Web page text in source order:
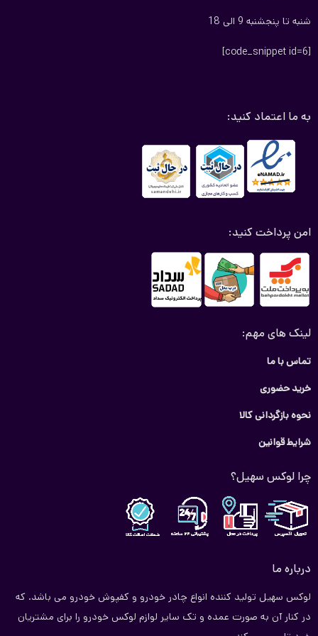
شنبه تا پنجشنبه 9 الی 18
[code_snippet id=6]
به ما اعتماد کنید:
امن پرداخت کنید:
لینک های مهم:
تماس با ما
خرید حضوری
نحوه بازگردانی کالا
شرایط قوانین
چرا لوکس سهیل؟
درباره ما
لوکس سهیل تولید کننده انواع چادر خودرو و کفپوش خودرو می باشد. که
در کنار آن به صورت عمده و تک سایر لوازم لوکس خودرو را برای مشتریان